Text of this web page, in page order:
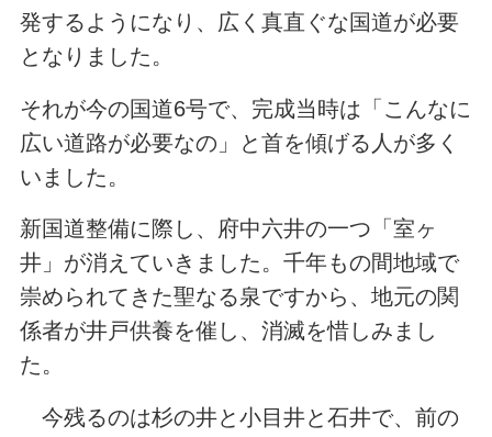
発するようになり、広く真直ぐな国道が必要
となりました。
それが今の国道6号で、完成当時は「こんなに
広い道路が必要なの」と首を傾げる人が多く
いました。
新国道整備に際し、府中六井の一つ「室ヶ
井」が消えていきました。千年もの間地域で
崇められてきた聖なる泉ですから、地元の関
係者が井戸供養を催し、消滅を惜しみまし
た。
今残るのは杉の井と小目井と石井で、前の